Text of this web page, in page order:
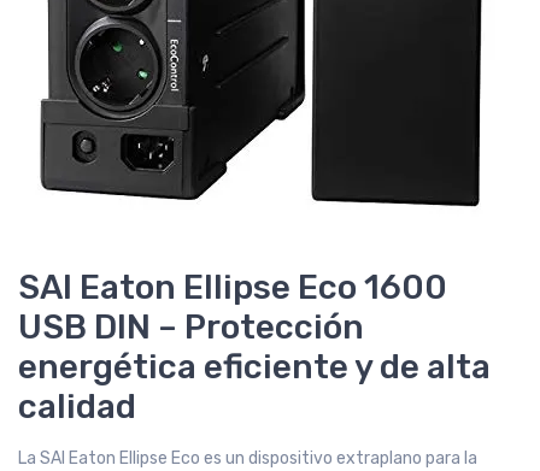
SAI Eaton Ellipse Eco 1600
USB DIN – Protección
energética eficiente y de alta
calidad
La SAI Eaton Ellipse Eco es un dispositivo extraplano para la